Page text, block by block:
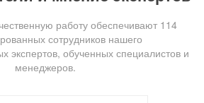
работу обеспечивают 114
сотрудников нашего
экспертов, обученных специалистов и
менеджеров.